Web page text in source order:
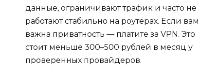
данные, ограничивают трафик и часто не
работают стабильно на роутерах. Если вам
важна приватность — платите за VPN. Это
стоит меньше 300–500 рублей в месяц у
проверенных провайдеров.